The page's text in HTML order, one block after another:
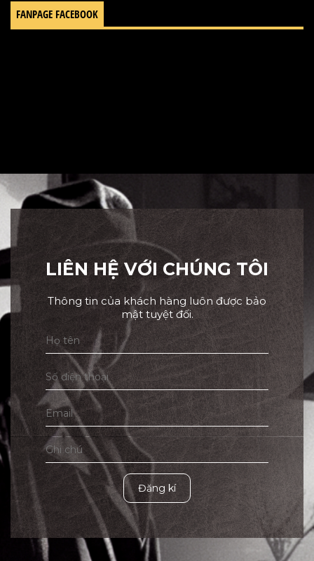
FANPAGE FACEBOOK
LIÊN HỆ VỚI CHÚNG TÔI
Thông tin của khách hàng luôn được bảo
mật tuyệt đối.
Đăng kí